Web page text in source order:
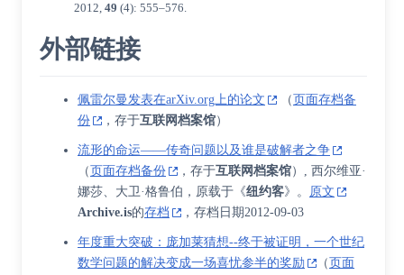
2012, 49 (4): 555–576.
外部链接
佩雷尔曼发表在arXiv.org上的论文 （页面存档备
份
，存于互联网档案馆）
流形的命运——传奇问题以及谁是破解者之争
（页面存档备份 ，存于互联网档案馆）, 西尔维亚·
娜莎、大卫·格鲁伯，原载于《纽约客》。 原文
Archive.is的存档 ，存档日期2012-09-03
年度重大突破：庞加莱猜想--终于被证明，一个世纪
数学问题的解决变成一场喜忧参半的奖励
（页面